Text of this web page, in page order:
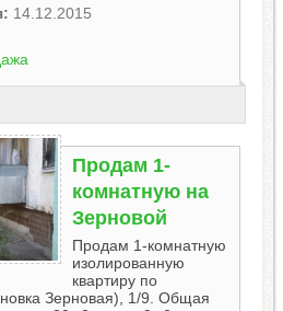
14.12.2015
Продам 1-
комнатную на
Зерновой
Продам 1-комнатную
изолированную
квартиру по
Зерновая), 1/9. Общая